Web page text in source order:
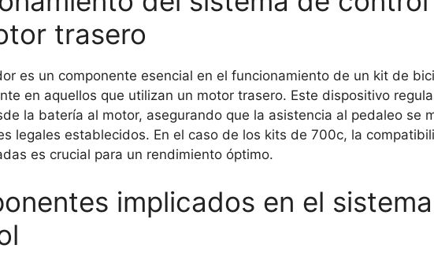
trasero
es un componente esencial en el funcionamiento de un kit de
en aquellos que utilizan un motor trasero. Este dispositivo
la batería al motor, asegurando que la asistencia al pedaleo se
legales establecidos. En el caso de los kits de 700c, la
es crucial para un rendimiento óptimo.
implicados en el